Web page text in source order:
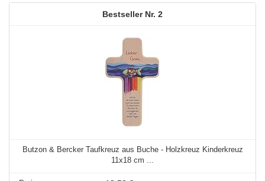
2
Butzon & Bercker Taufkreuz aus Buche - Holzkreuz Kinderkreuz
11x18 cm ...